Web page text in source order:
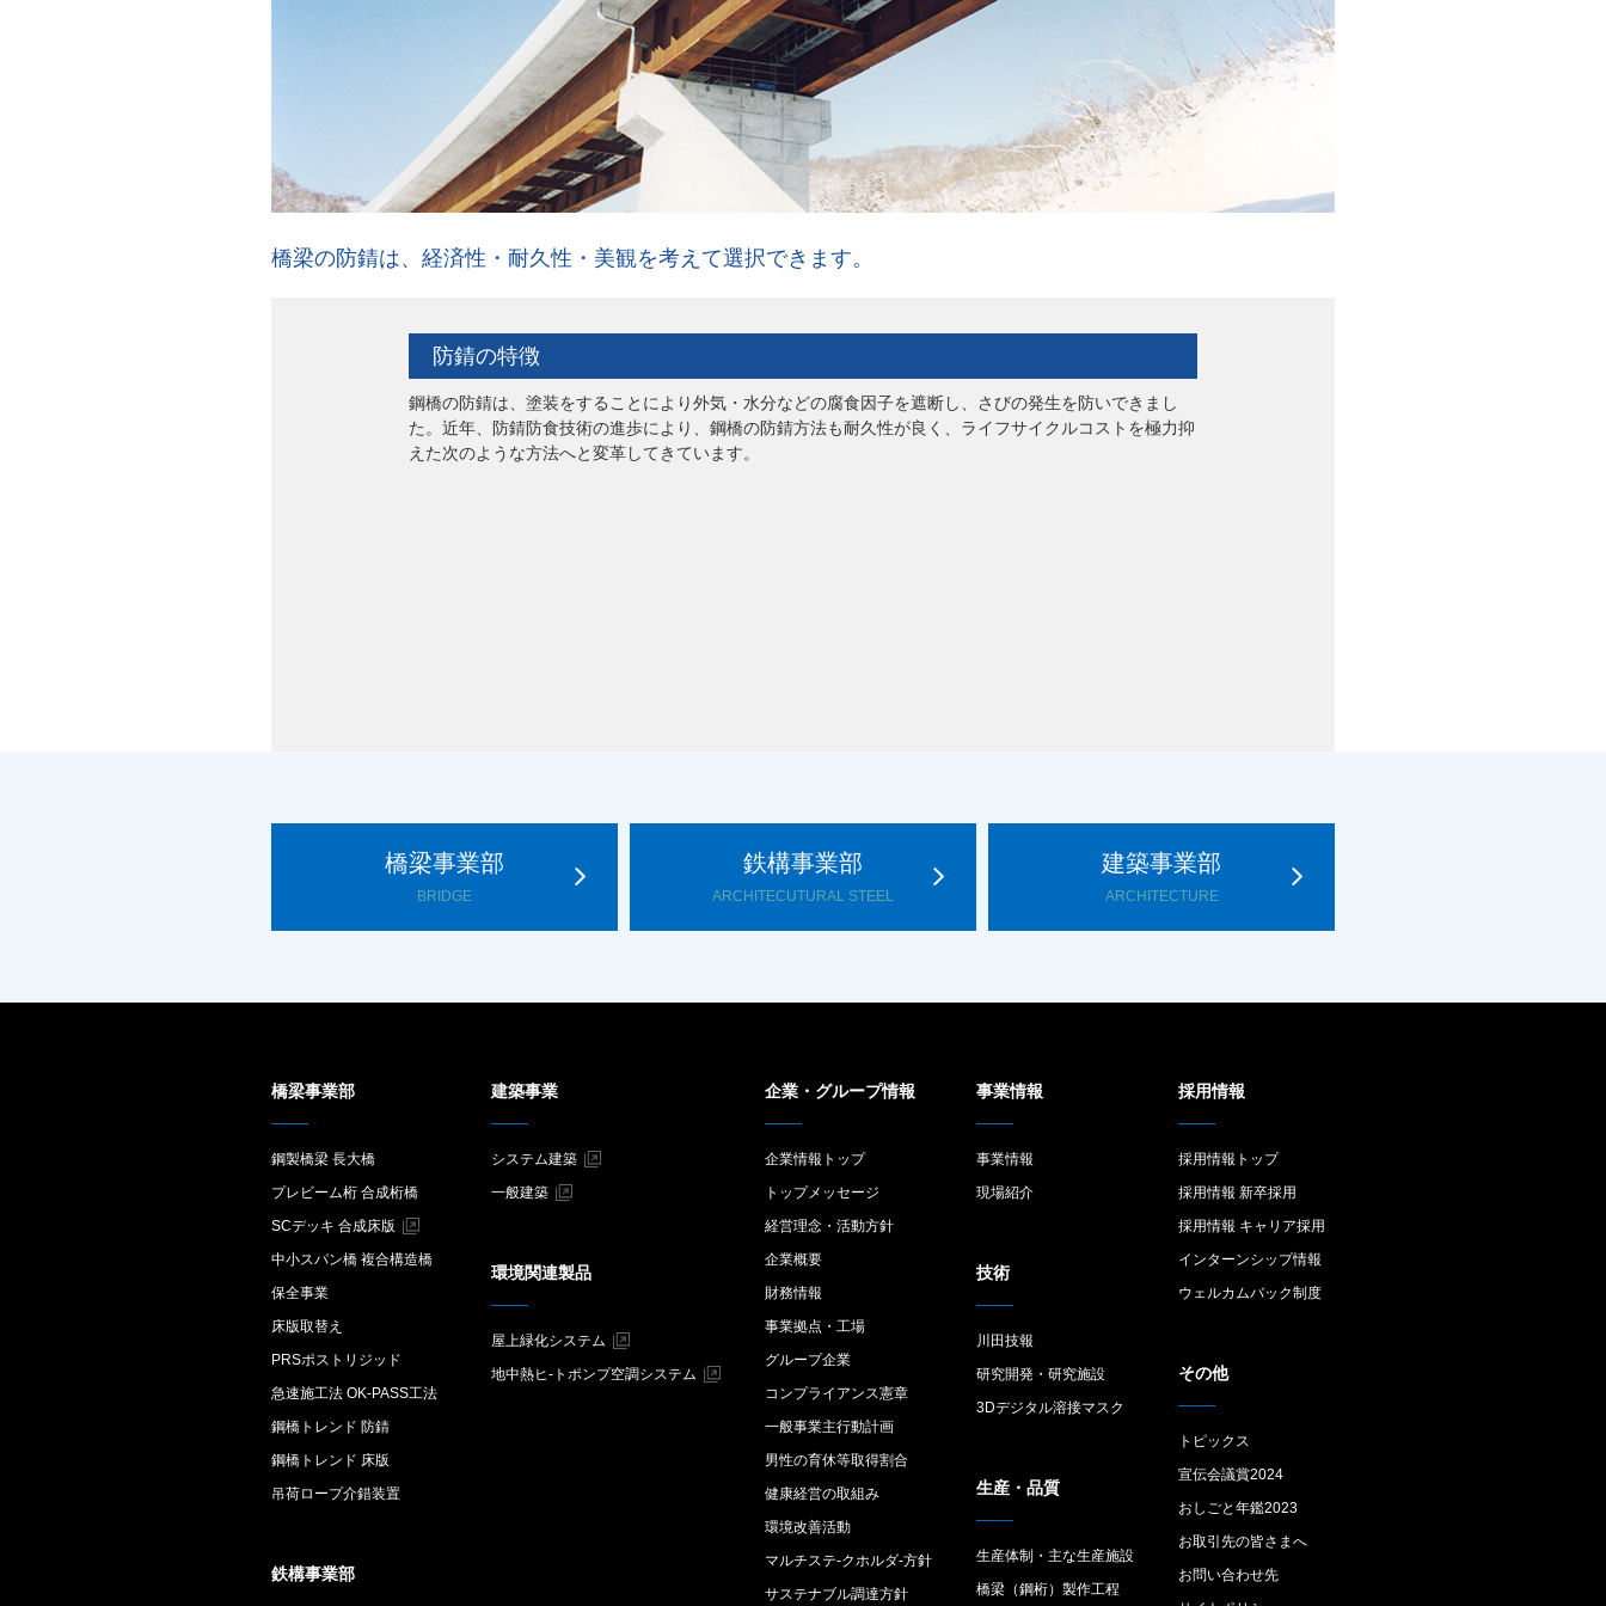
橋梁の防錆は、経済性・耐久性・美観を考えて選択できます。
防錆の特徴
鋼橋の防錆は、塗装をすることにより外気・水分などの腐食因子を遮断し、さびの発生を防いできまし
た。近年、防錆防食技術の進歩により、鋼橋の防錆方法も耐久性が良く、ライフサイクルコストを極力抑
えた次のような方法へと変革してきています。
橋梁事業部
BRIDGE
鉄構事業部
ARCHITECUTURAL STEEL
建築事業部
ARCHITECTURE
橋梁事業部
鋼製橋梁 長大橋
プレビーム桁 合成桁橋
SCデッキ 合成床版
中小スパン橋 複合構造橋
保全事業
床版取替え
PRSポストリジッド
急速施工法 OK-PASS工法
鋼橋トレンド 防錆
鋼橋トレンド 床版
吊荷ロープ介錯装置
鉄構事業部
建築事業
システム建築
一般建築
環境関連製品
屋上緑化システム
地中熱ヒ-トポンプ空調システム
企業・グループ情報
企業情報トップ
トップメッセージ
経営理念・活動方針
企業概要
財務情報
事業拠点・工場
グループ企業
コンプライアンス憲章
一般事業主行動計画
男性の育休等取得割合
健康経営の取組み
環境改善活動
マルチステ-クホルダ-方針
サステナブル調達方針
事業情報
事業情報
現場紹介
技術
川田技報
研究開発・研究施設
3Dデジタル溶接マスク
生産・品質
生産体制・主な生産施設
橋梁（鋼桁）製作工程
採用情報
採用情報トップ
採用情報 新卒採用
採用情報 キャリア採用
インターンシップ情報
ウェルカムバック制度
その他
トピックス
宣伝会議賞2024
おしごと年鑑2023
お取引先の皆さまへ
お問い合わせ先